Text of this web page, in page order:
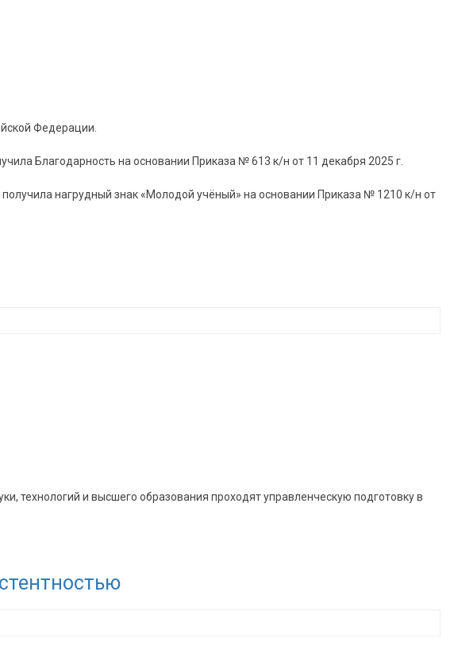
Федерации.
Благодарность на основании Приказа № 613 к/н от 11 декабря 2025 г.
нагрудный знак «Молодой учёный» на основании Приказа № 1210 к/н от
технологий и высшего образования проходят управленческую подготовку в